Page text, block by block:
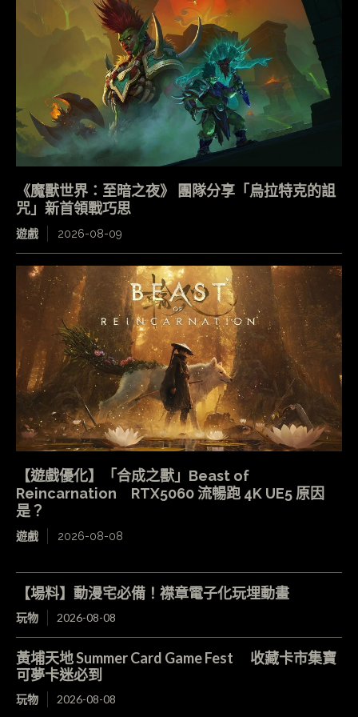
《魔獸世界：至暗之夜》 團隊分享「烏拉特克的詛
咒」新首領戰巧思
遊戲 2026-08-09
【遊戲優化】「合成之獸」Beast of
Reincarnation RTX5060 流暢跑 4K UE5 原因
是？
遊戲 2026-08-08
【場料】動漫宅必備！襟章電子化玩埋動畫
玩物 2026-08-08
黃埔天地 Summer Card Game Fest 收藏卡市集寶
可夢卡迷必到
玩物 2026-08-08